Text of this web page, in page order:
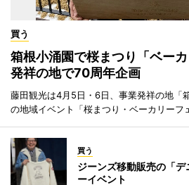
買う
箱根小涌園で桜まつり「ベー
発祥の地で70周年企画
藤田観光は4月5日・6日、事業発祥の地「
の地域イベント「桜まつり・ベーカリーフ
買う
ジーンズ移動販売の「
ーイベント